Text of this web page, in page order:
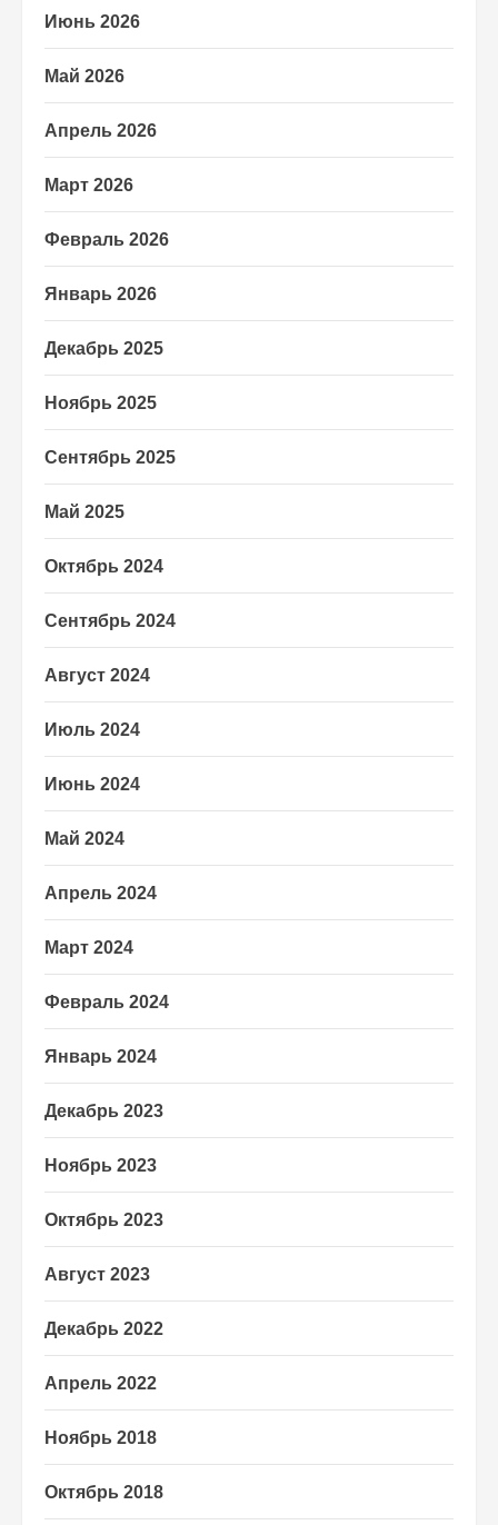
Июнь 2026
Май 2026
Апрель 2026
Март 2026
Февраль 2026
Январь 2026
Декабрь 2025
Ноябрь 2025
Сентябрь 2025
Май 2025
Октябрь 2024
Сентябрь 2024
Август 2024
Июль 2024
Июнь 2024
Май 2024
Апрель 2024
Март 2024
Февраль 2024
Январь 2024
Декабрь 2023
Ноябрь 2023
Октябрь 2023
Август 2023
Декабрь 2022
Апрель 2022
Ноябрь 2018
Октябрь 2018